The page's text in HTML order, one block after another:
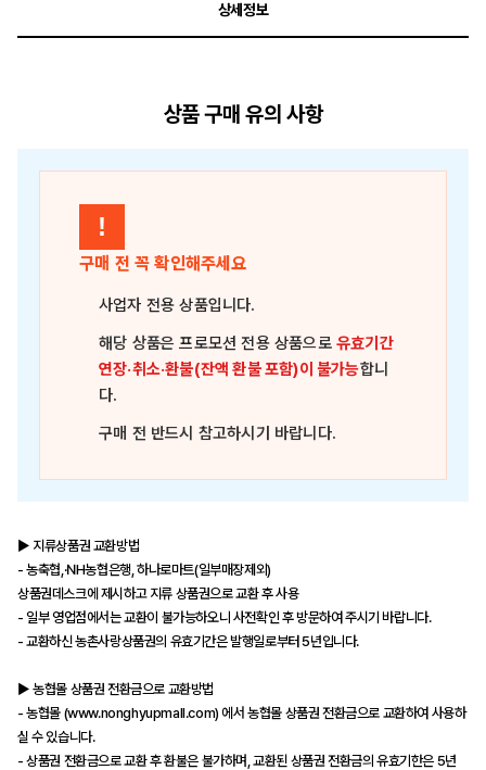
상세정보
상품 구매 유의 사항
!
구매 전 꼭 확인해주세요
사업자 전용 상품입니다.
해당 상품은프로모션 전용 상품으로유효기간
연장·취소·환불(잔액 환불 포함)이 불가능합니
다.
구매 전 반드시 참고하시기 바랍니다.
▶ 지류상품권 교환방법
- 농축협,·NH농협은행, 하나로마트(일부매장제외)
상품권데스크에 제시하고 지류 상품권으로 교환 후 사용
- 일부 영업점에서는 교환이 불가능하오니 사전확인 후 방문하여 주시기 바랍니다.
- 교환하신 농촌사랑상품권의 유효기간은 발행일로부터 5년입니다.
▶ 농협몰 상품권 전환금으로 교환방법
- 농협몰 (www.nonghyupmall.com) 에서 농협몰 상품권 전환금으로 교환하여 사용하
실 수 있습니다.
- 상품권 전환금으로 교환 후 환불은 불가하며, 교환된 상품권 전환금의 유효기한은 5년